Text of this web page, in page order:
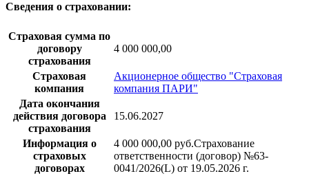
Сведения о страховании:
Страховая сумма по
договору
страхования
4 000 000,00
Страховая
компания
Акционерное общество "Страховая
компания ПАРИ"
Дата окончания
действия договора
страхования
15.06.2027
Информация о
страховых
договорах
4 000 000,00 руб.Страхование
ответственности (договор) №63-
0041/2026(L) от 19.05.2026 г.